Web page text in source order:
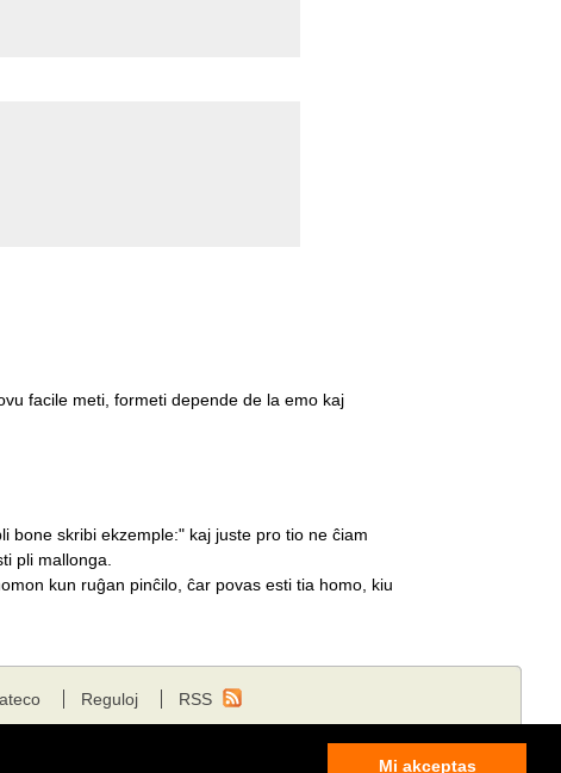
Mi akceptas
facile meti, formeti depende de la emo kaj
bone skribi ekzemple:" kaj juste pro tio ne ĉiam
pli mallonga.
kun ruĝan pinĉilo, ĉar povas esti tia homo, kiu
Reguloj RSS